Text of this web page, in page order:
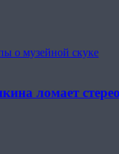
о музейной скуке
ломает